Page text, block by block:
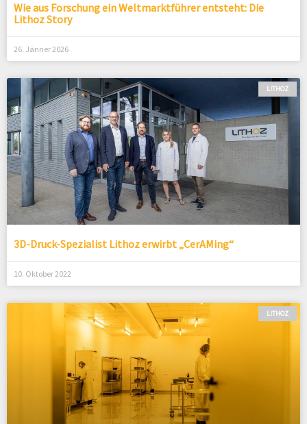
Wie aus Forschung ein Weltmarktführer entsteht: Die
Lithoz Story
26. Jänner 2026
LITHOZ
3D-Druck-Spezialist Lithoz erwirbt „CerAMing“
10. Oktober 2022
LITHOZ